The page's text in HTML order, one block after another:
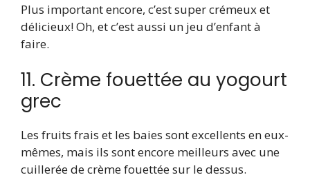
Plus important encore, c’est super crémeux et
délicieux! Oh, et c’est aussi un jeu d’enfant à
faire.
11. Crème fouettée au yogourt
grec
Les fruits frais et les baies sont excellents en eux-
mêmes, mais ils sont encore meilleurs avec une
cuillerée de crème fouettée sur le dessus.